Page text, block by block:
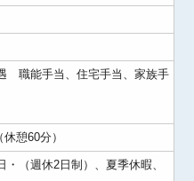
職能手当、住宅手当、家族手
憩60分）
（週休2日制）、夏季休暇、